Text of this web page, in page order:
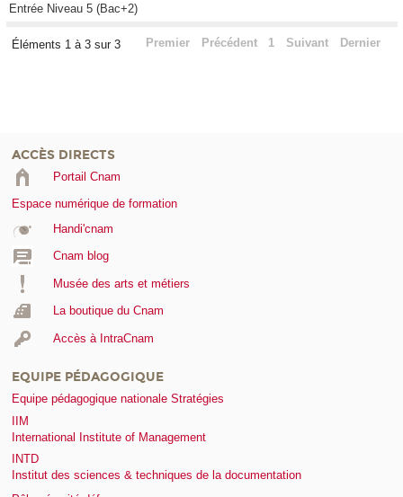
Entrée Niveau 5 (Bac+2)
Éléments 1 à 3 sur 3 Premier Précédent 1 Suivant Dernier
ACCÈS DIRECTS
Portail Cnam
Espace numérique de formation
Handi'cnam
Cnam blog
Musée des arts et métiers
La boutique du Cnam
Accès à IntraCnam
EQUIPE PÉDAGOGIQUE
Equipe pédagogique nationale Stratégies
IIM
International Institute of Management
INTD
Institut des sciences & techniques de la documentation